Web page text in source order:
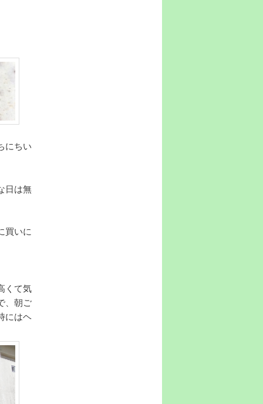
にちい
日は無
買いに
くて気
、朝ご
にはヘ